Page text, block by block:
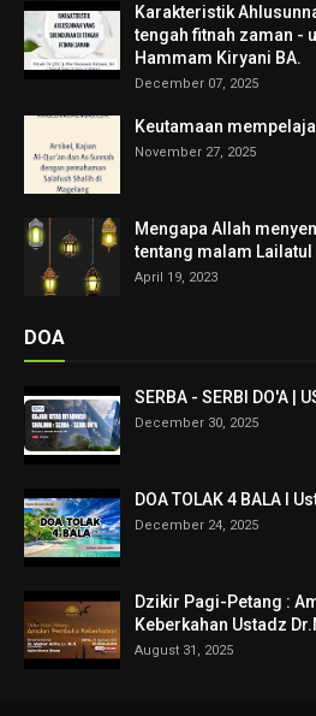
Karakteristik
tengah fitnah zaman -
Hammam Kiryani BA.
December 07, 2025
Keutamaan
November 27, 2025
Mengapa Allah
tentang malam Lailatul
April 19, 2023
DOA
SERBA - SERBI DO'A |
December 30, 2025
December 24, 2025
Dzikir Pagi-Petang :
Keberkahan Ustadz
August 31, 2025